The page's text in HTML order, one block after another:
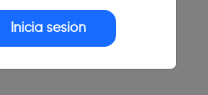
Inicia sesión